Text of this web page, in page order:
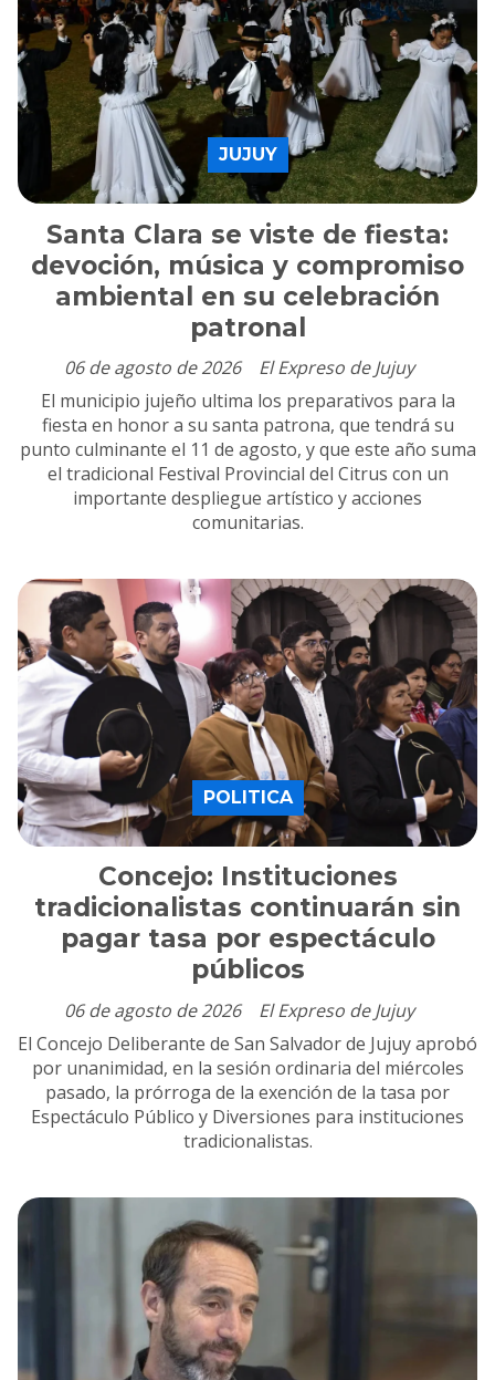
Santa Clara se viste de fiesta:
devoción, música y compromiso
ambiental en su celebración
patronal
El Expreso de Jujuy
JUJUY
06 de agosto de 2026
El municipio jujeño ultima los preparativos para la
fiesta en honor a su santa patrona, que tendrá su
punto culminante el 11 de agosto, y que este año suma
el tradicional Festival Provincial del Citrus con un
importante despliegue artístico y acciones
comunitarias.
Concejo: Instituciones
tradicionalistas continuarán sin
pagar tasa por espectáculo
públicos
El Expreso de Jujuy
POLITICA
06 de agosto de 2026
El Concejo Deliberante de San Salvador de Jujuy aprobó
por unanimidad, en la sesión ordinaria del miércoles
pasado, la prórroga de la exención de la tasa por
Espectáculo Público y Diversiones para instituciones
tradicionalistas.